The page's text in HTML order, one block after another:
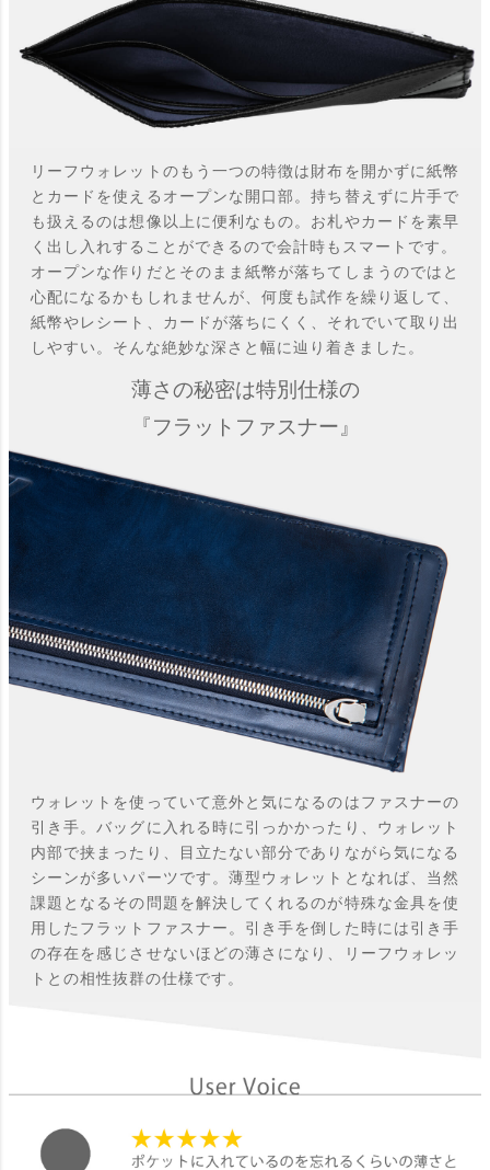
リーフウォレットのもう一つの特徴は財布を開かずに紙幣
とカードを使えるオープンな開口部。持ち替えずに片手で
も扱えるのは想像以上に便利なもの。お札やカードを素早
く出し入れすることができるので会計時もスマートです。
オープンな作りだとそのまま紙幣が落ちてしまうのではと
心配になるかもしれませんが、何度も試作を繰り返して、
紙幣やレシート、カードが落ちにくく、それでいて取り出
しやすい。そんな絶妙な深さと幅に辿り着きました。
薄さの秘密は特別仕様の
『フラットファスナー』
ウォレットを使っていて意外と気になるのはファスナーの
引き手。バッグに入れる時に引っかかったり、ウォレット
内部で挟まったり、目立たない部分でありながら気になる
シーンが多いパーツです。薄型ウォレットとなれば、当然
課題となるその問題を解決してくれるのが特殊な金具を使
用したフラットファスナー。引き手を倒した時には引き手
の存在を感じさせないほどの薄さになり、リーフウォレッ
トとの相性抜群の仕様です。